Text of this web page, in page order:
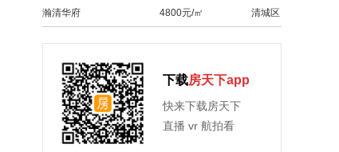
瀚清华府 4800元/㎡ 清城区
下载房天下app
快来下载房天下
直播 vr 航拍看